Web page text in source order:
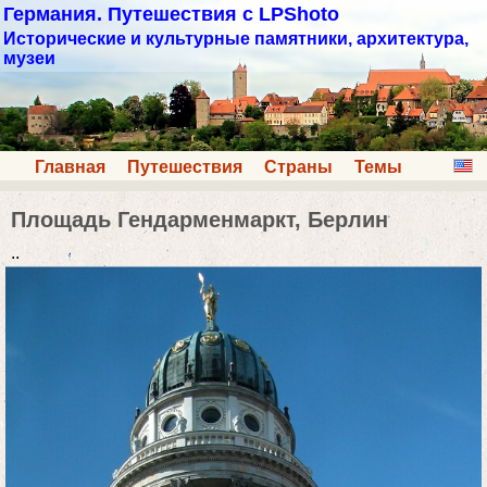
Германия. Путешествия с LPShoto
Исторические и культурные памятники, архитектура,
музеи
Главная Путешествия Страны Темы
Площадь Гендарменмаркт, Берлин
..